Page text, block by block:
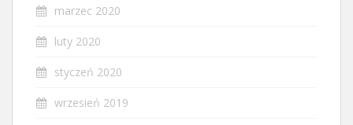
marzec 2020
luty 2020
styczeń 2020
wrzesień 2019